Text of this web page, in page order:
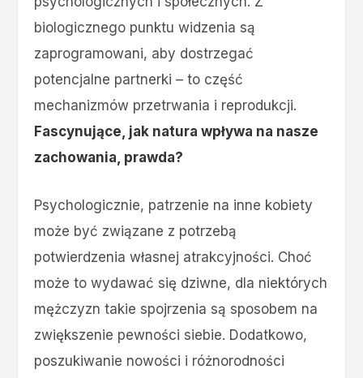
biologicznego punktu widzenia są
zaprogramowani, aby dostrzegać
potencjalne partnerki – to część
mechanizmów przetrwania i reprodukcji.
Fascynujące, jak natura wpływa na nasze
zachowania, prawda?
Psychologicznie, patrzenie na inne kobiety
może być związane z potrzebą
potwierdzenia własnej atrakcyjności. Choć
może to wydawać się dziwne, dla niektórych
mężczyzn takie spojrzenia są sposobem na
zwiększenie pewności siebie. Dodatkowo,
poszukiwanie nowości i różnorodności